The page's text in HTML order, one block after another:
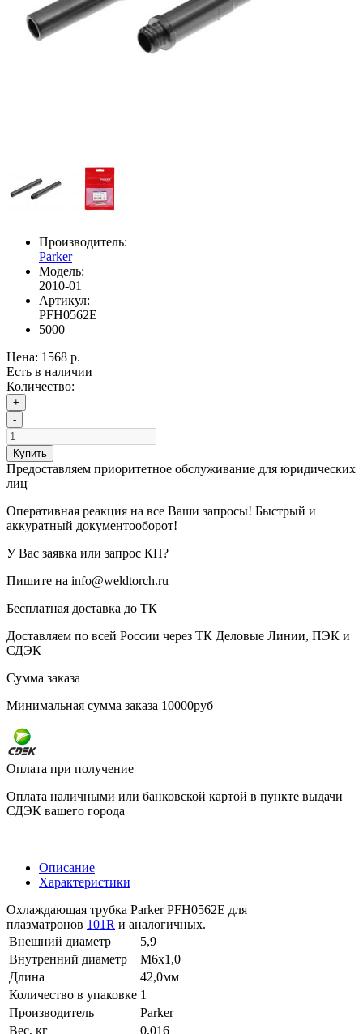
Производитель:
Parker
Модель:
2010-01
Артикул:
PFH0562E
5000
Цена: 1568 р.
Есть в наличии
Количество:
+
-
Купить
Предоставляем приоритетное обслуживание для юридических
лиц
Оперативная реакция на все Ваши запросы! Быстрый и
аккуратный документооборот!
У Вас заявка или запрос КП?
Пишите на info@weldtorch.ru
Бесплатная доставка до ТК
Доставляем по всей России через ТК Деловые Линии, ПЭК и
СДЭК
Сумма заказа
Минимальная сумма заказа 10000руб
Оплата при получение
Оплата наличными или банковской картой в пункте выдачи
СДЭК вашего города
Описание
Характеристики
Охлаждающая трубка Parker PFH0562E для
плазматронов 101R и аналогичных.
Внешний диаметр
5,9
Внутренний диаметр
М6х1,0
Длина
42,0мм
Количество в упаковке 1
Производитель
Parker
Вес, кг
0.016